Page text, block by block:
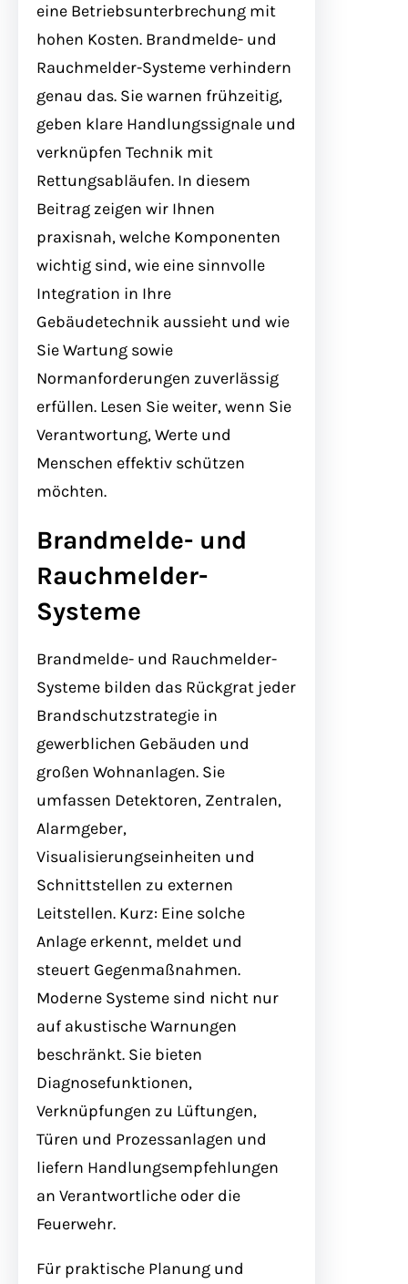
eine Betriebsunterbrechung mit
hohen Kosten. Brandmelde- und
Rauchmelder-Systeme verhindern
genau das. Sie warnen frühzeitig,
geben klare Handlungssignale und
verknüpfen Technik mit
Rettungsabläufen. In diesem
Beitrag zeigen wir Ihnen
praxisnah, welche Komponenten
wichtig sind, wie eine sinnvolle
Integration in Ihre
Gebäudetechnik aussieht und wie
Sie Wartung sowie
Normanforderungen zuverlässig
erfüllen. Lesen Sie weiter, wenn Sie
Verantwortung, Werte und
Menschen effektiv schützen
möchten.
Brandmelde- und
Rauchmelder-
Systeme
Brandmelde- und Rauchmelder-
Systeme bilden das Rückgrat jeder
Brandschutzstrategie in
gewerblichen Gebäuden und
großen Wohnanlagen. Sie
umfassen Detektoren, Zentralen,
Alarmgeber,
Visualisierungseinheiten und
Schnittstellen zu externen
Leitstellen. Kurz: Eine solche
Anlage erkennt, meldet und
steuert Gegenmaßnahmen.
Moderne Systeme sind nicht nur
auf akustische Warnungen
beschränkt. Sie bieten
Diagnosefunktionen,
Verknüpfungen zu Lüftungen,
Türen und Prozessanlagen und
liefern Handlungsempfehlungen
an Verantwortliche oder die
Feuerwehr.
Für praktische Planung und